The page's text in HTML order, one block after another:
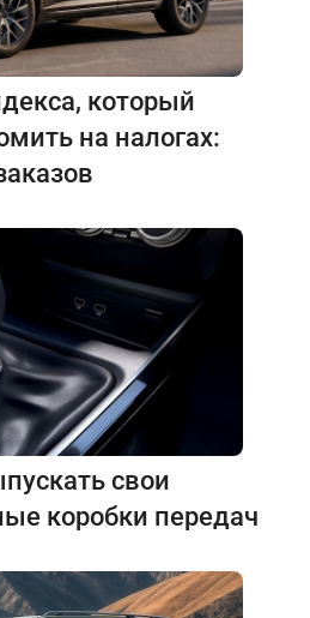
который
на налогах:
свои
коробки передач